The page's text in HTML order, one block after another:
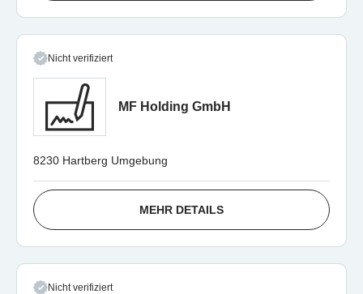
Nicht verifiziert
MF Holding GmbH
8230 Hartberg Umgebung
MEHR DETAILS
Nicht verifiziert